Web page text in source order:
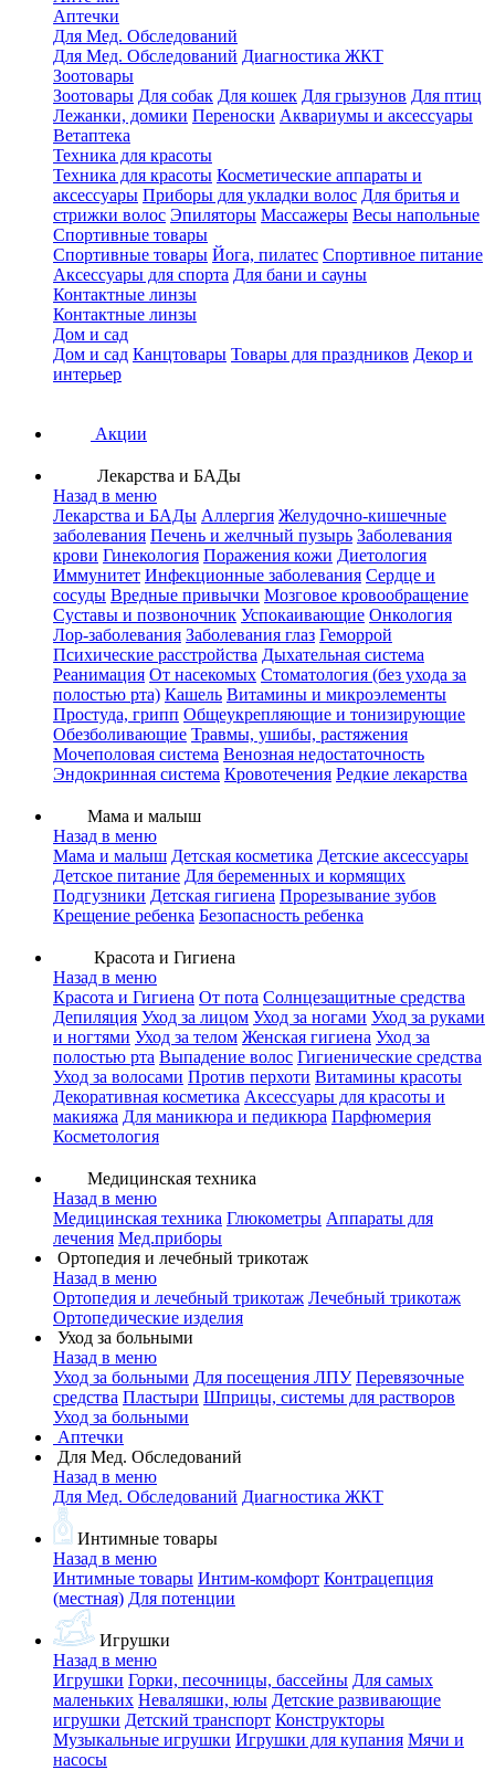
Аптечки
Для Мед. Обследований
Для Мед. Обследований Диагностика ЖКТ
Зоотовары
Зоотовары Для собак Для кошек Для грызунов Для птиц
Лежанки, домики Переноски Аквариумы и аксессуары
Ветаптека
Техника для красоты
Техника для красоты Косметические аппараты и
аксессуары Приборы для укладки волос Для бритья и
стрижки волос Эпиляторы Массажеры Весы напольные
Спортивные товары
Спортивные товары Йога, пилатес Спортивное питание
Аксессуары для спорта Для бани и сауны
Контактные линзы
Контактные линзы
Дом и сад
Дом и сад Канцтовары Товары для праздников Декор и
интерьер
Акции
Лекарства и БАДы
Назад в меню
Лекарства и БАДы Аллергия Желудочно-кишечные
заболевания Печень и желчный пузырь Заболевания
крови Гинекология Поражения кожи Диетология
Иммунитет Инфекционные заболевания Сердце и
сосуды Вредные привычки Мозговое кровообращение
Суставы и позвоночник Успокаивающие Онкология
Лор-заболевания Заболевания глаз Геморрой
Психические расстройства Дыхательная система
Реанимация От насекомых Стоматология (без ухода за
полостью рта) Кашель Витамины и микроэлементы
Простуда, грипп Общеукрепляющие и тонизирующие
Обезболивающие Травмы, ушибы, растяжения
Мочеполовая система Венозная недостаточность
Эндокринная система Кровотечения Редкие лекарства
Мама и малыш
Назад в меню
Мама и малыш Детская косметика Детские аксессуары
Детское питание Для беременных и кормящих
Подгузники Детская гигиена Прорезывание зубов
Крещение ребенка Безопасность ребенка
Красота и Гигиена
Назад в меню
Красота и Гигиена От пота Солнцезащитные средства
Депиляция Уход за лицом Уход за ногами Уход за руками
и ногтями Уход за телом Женская гигиена Уход за
полостью рта Выпадение волос Гигиенические средства
Уход за волосами Против перхоти Витамины красоты
Декоративная косметика Аксессуары для красоты и
макияжа Для маникюра и педикюра Парфюмерия
Косметология
Медицинская техника
Назад в меню
Медицинская техника Глюкометры Аппараты для
лечения Мед.приборы
Ортопедия и лечебный трикотаж
Назад в меню
Ортопедия и лечебный трикотаж Лечебный трикотаж
Ортопедические изделия
Уход за больными
Назад в меню
Уход за больными Для посещения ЛПУ Перевязочные
средства Пластыри Шприцы, системы для растворов
Уход за больными
Аптечки
Для Мед. Обследований
Назад в меню
Для Мед. Обследований Диагностика ЖКТ
Интимные товары
Назад в меню
Интимные товары Интим-комфорт Контрацепция
(местная) Для потенции
Игрушки
Назад в меню
Игрушки Горки, песочницы, бассейны Для самых
маленьких Неваляшки, юлы Детские развивающие
игрушки Детский транспорт Конструкторы
Музыкальные игрушки Игрушки для купания Мячи и
насосы